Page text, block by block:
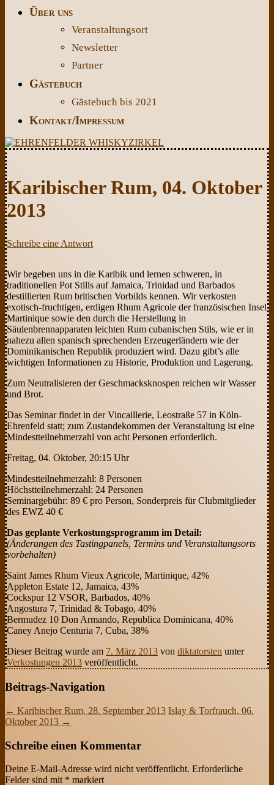
Über uns
Veranstaltungsort
Newsletter
Partner
Gästebuch
Gästebuch bis 2021
Kontakt/Impressum
Karibischer Rum, 04. Oktober
2013
Schreibe eine Antwort
Wir begeben uns in die Karibik und lernen schweren, in
traditionellen Pot Stills auf Jamaica, Trinidad und Barbados
destillierten Rum britischen Vorbilds kennen. Wir verkosten
exotisch-fruchtigen, erdigen Rhum Agricole der französischen Insel
Martinique sowie den durch die Herstellung in
Säulenbrennapparaten leichten Rum cubanischen Stils, wie er in
nahezu allen spanisch sprechenden Erzeugerländern wie der
Dominikanischen Republik produziert wird. Dazu gibt’s alle
wichtigen Informationen zu Historie, Produktion und Lagerung.
Zum Neutralisieren der Geschmacksknospen reichen wir Wasser
und Brot.
Das Seminar findet in der Vincaillerie, Leostraße 57 in Köln-
Ehrenfeld statt; zum Zustandekommen der Veranstaltung ist eine
Mindestteilnehmerzahl von acht Personen erforderlich.
Freitag, 04. Oktober, 20:15 Uhr
Mindestteilnehmerzahl: 8 Personen
Höchstteilnehmerzahl: 24 Personen
Seminargebühr: 89 € pro Person, Sonderpreis für Clubmitglieder
des EWZ 40 €
Das geplante Verkostungsprogramm im Detail:
(Änderungen des Tastingpanels, Termins und Veranstaltungsorts
vorbehalten)
Saint James Rhum Vieux Agricole, Martinique, 42%
Appleton Estate 12, Jamaica, 43%
Cockspur 12 VSOR, Barbados, 40%
Angostura 7, Trinidad & Tobago, 40%
Bermudez 10 Don Armando, Republica Dominicana, 40%
Caney Anejo Centuria 7, Cuba, 38%
Dieser Beitrag wurde am 7. März 2013 von diktatorsten unter
Verkostungen 2013 veröffentlicht.
Beitrags-Navigation
← Karibischer Rum, 28. September 2013 Islay & Torfrauch, 06.
Oktober 2013 →
Schreibe einen Kommentar
Deine E-Mail-Adresse wird nicht veröffentlicht. Erforderliche
Felder sind mit * markiert